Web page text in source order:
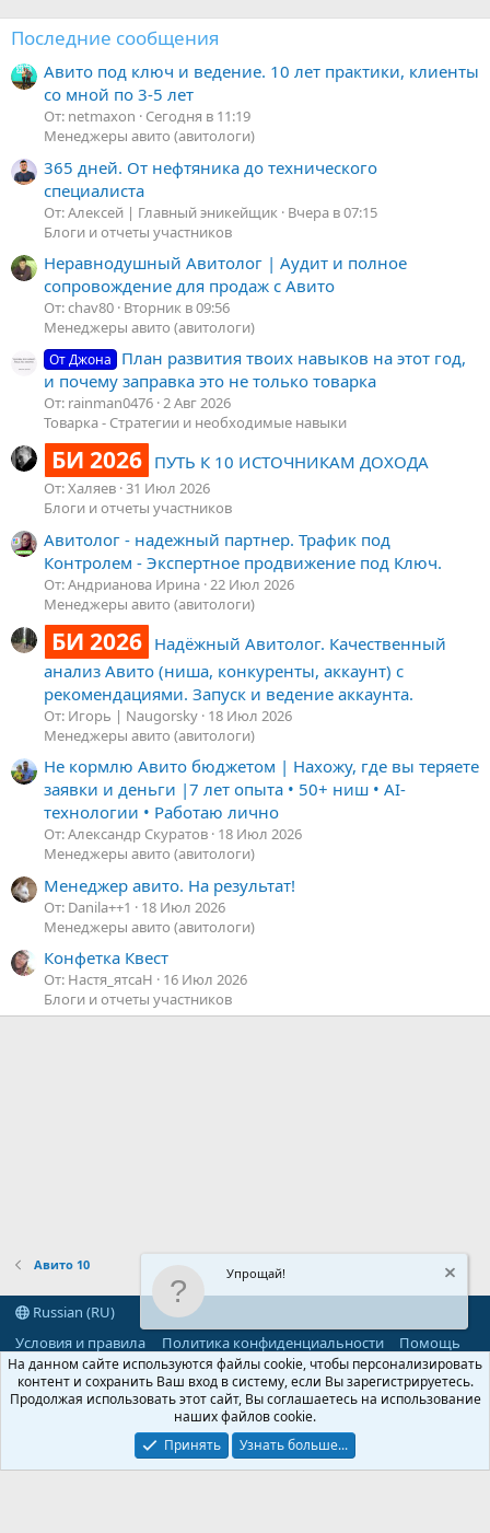
Последние сообщения
Авито под ключ и ведение. 10 лет практики, клиенты
со мной по 3-5 лет
От: netmaxon
Сегодня в 11:19
Менеджеры авито (авитологи)
365 дней. От нефтяника до технического
специалиста
От: Алексей | Главный эникейщик
Вчера в 07:15
Блоги и отчеты участников
Неравнодушный Авитолог | Аудит и полное
сопровождение для продаж с Авито
От: chav80 Вторник в 09:56
Менеджеры авито (авитологи)
От Джона
План развития твоих навыков на этот год,
и почему заправка это не только товарка
От: rainman0476 2 Авг 2026
Товарка - Стратегии и необходимые навыки
БИ 2026 ПУТЬ К 10 ИСТОЧНИКАМ ДОХОДА
От: Халяев 31 Июл 2026
Блоги и отчеты участников
Авитолог - надежный партнер. Трафик под
Контролем - Экспертное продвижение под Ключ.
От: Андрианова Ирина 22 Июл 2026
Менеджеры авито (авитологи)
БИ 2026 Надёжный Авитолог. Качественный
анализ Авито (ниша, конкуренты, аккаунт) с
рекомендациями. Запуск и ведение аккаунта.
От: Игорь | Naugorsky 18 Июл 2026
Менеджеры авито (авитологи)
Не кормлю Авито бюджетом | Нахожу, где вы теряете
заявки и деньги |7 лет опыта • 50+ ниш • AI-
технологии • Работаю лично
От: Александр Скуратов 18 Июл 2026
Менеджеры авито (авитологи)
Менеджер авито. На результат!
От: Danila++1
18 Июл 2026
Менеджеры авито (авитологи)
Конфетка Квест
От: Настя_ятсаН
16 Июл 2026
Блоги и отчеты участников
Авито 10
Russian (RU)
Условия и правила
Политика конфиденциальности Помощь
R
S
Community platform by XenForo® © 2010-2026 XenForo Ltd.
Parts of this site powered byadd-ons from DragonByte™
DragonByte Technologies(Details)
©2010-2026 XenForo Ltd.
Упрощай!
На данном сайте используются файлы cookie, чтобы персонализировать
контент и сохранить Ваш вход в систему, если Вы зарегистрируетесь.
Продолжая использовать этот сайт, Вы соглашаетесь на использование
наших файлов cookie.
Принять
Узнать больше...